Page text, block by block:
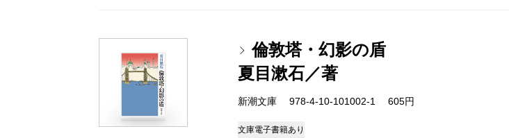
倫敦塔・幻影の盾
夏目漱石／著
新潮文庫 978-4-10-101002-1 605円
文庫電子書籍あり